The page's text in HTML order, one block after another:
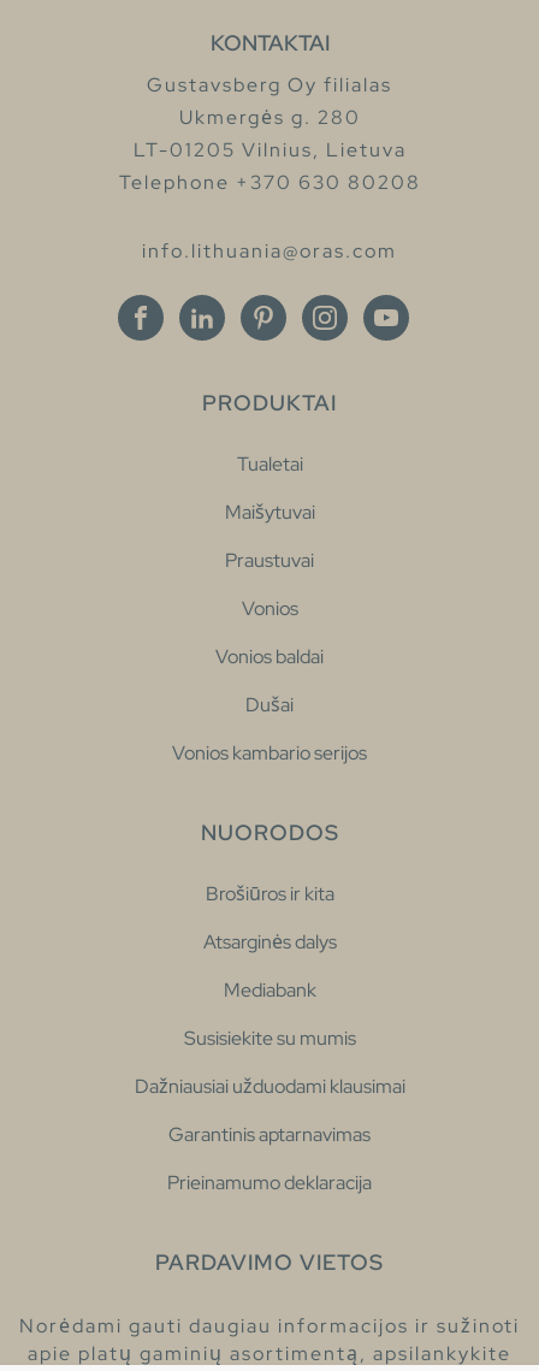
KONTAKTAI
Gustavsberg Oy filialas
Ukmergės g. 280
LT-01205 Vilnius, Lietuva
Telephone +370 630 80208
info.lithuania@oras.com
PRODUKTAI
Tualetai
Maišytuvai
Praustuvai
Vonios
Vonios baldai
Dušai
Vonios kambario serijos
NUORODOS
Brošiūros ir kita
Atsarginės dalys
Mediabank
Susisiekite su mumis
Dažniausiai užduodami klausimai
Garantinis aptarnavimas
Prieinamumo deklaracija
PARDAVIMO VIETOS
Norėdami gauti daugiau informacijos ir sužinoti
apie platų gaminių asortimentą, apsilankykite